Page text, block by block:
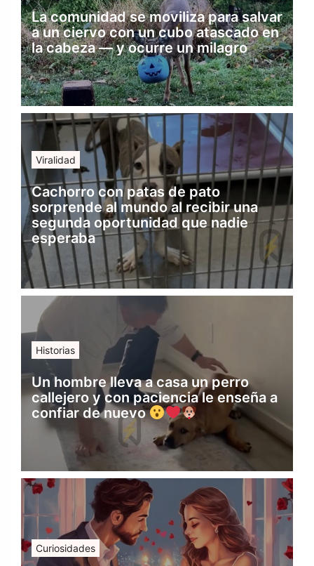
La comunidad se moviliza para salvar
a un ciervo con un cubo atascado en
la cabeza — y ocurre un milagro
Viralidad
Cachorro con patas de pato
sorprende al mundo al recibir una
segunda oportunidad que nadie
esperaba
Historias
Un hombre lleva a casa un perro
callejero y con paciencia le enseña a
confiar de nuevo
Curiosidades